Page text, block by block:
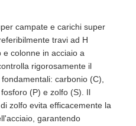
campate e carichi super
travi ad H
e colonne in acciaio a
rigorosamente il
carbonio (C),
(P) e zolfo (S). Il
zolfo evita efficacemente la
garantendo